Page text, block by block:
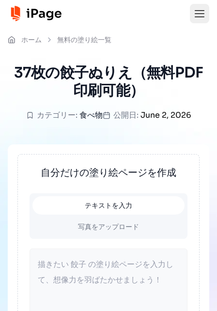
ホーム 無料の塗り絵一覧
37枚の餃子ぬりえ（無料PDF
印刷可能）
カテゴリー: 食べ物 公開日: June 2, 2026
自分だけの塗り絵ページを作成
テキストを入力
写真をアップロード